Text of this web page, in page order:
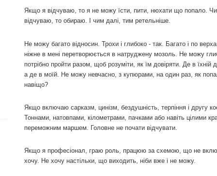
Якщо я відчуваю, то я не можу їсти, пити, нюхати що попало.
відчуваю, то обираю. І чим далі, тим ретельніше.
Не можу багато відносин. Трохи і глибоко - так. Багато і по
ніжне в мені перетворюється в натруджену мозоль. Не можу
потрібно пройти разом, щоб розуміти, як їм довіряти. Де в їхній
а де в моїй. Не можу невчасно, з купюрами, на один раз, як
навіщо?
Якщо включаю сарказм, цинізм, бездушність, терпіння і другу
Тоннами, натовпами, кілометрами, пачками або навіть цілими
переможним маршем. Головне не почати відчувати.
Якщо я професіонал, граю роль, працюю за схемою, що не
хочу. Не хочу настільки, що виходить, ніби вже і не можу.